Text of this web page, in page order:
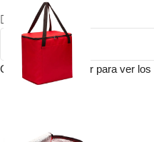
Comienza a escribir para ver